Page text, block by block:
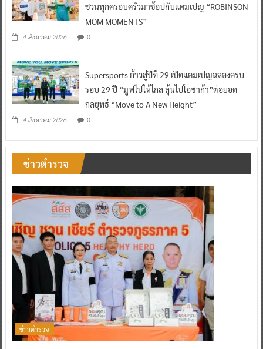
ชวนทุกครอบครัวมาช้อปกับแคมเปญ “ROBINSON
MOM MOMENTS”
4 สิงหาคม 2026 0
Supersports ก้าวสู่ปีที่ 29 เปิดแคมเปญฉลองครบ
รอบ 29 ปี “มูฟไปให้ไกล ลุ้นไปโอซาก้า”ต่อยอด
กลยุทธ์ “Move to A New Height”
4 สิงหาคม 2026 0
ข่าวตำรวจ
ข่าวตำรวจ